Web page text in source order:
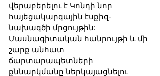
վերաբերելու է Կոնդի նոր
հայեցակարգային էսքիզ-
նախագծի մրցույթին:
Մասնագիտական հանրույթի և մի
շարք անհատ
ճարտարապետների
քննարկմանը ներկայացնելու